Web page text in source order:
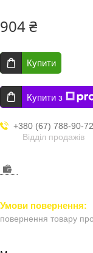
904 ₴
Купити
Купити з
+380 (67) 788-90-72
Відділ продажів
повернення товару